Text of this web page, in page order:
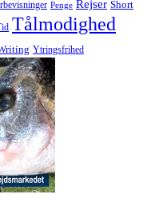
Penge Rejser Short
Tålmodighed
Ytringsfrihed